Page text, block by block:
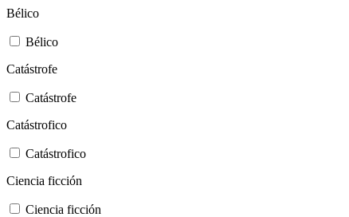
Bélico
Bélico
Catástrofe
Catástrofe
Catástrofico
Catástrofico
Ciencia ficción
Ciencia ficción